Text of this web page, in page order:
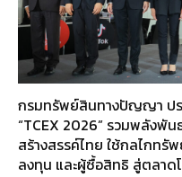
กรมทรัพย์สินทางปัญญา ปร
“TCEX 2026” รวมพลังพั
สร้างสรรค์ไทย ใช้กลไกท
ลงทุน และผู้ซื้อสิทธิ สู่ตลาด